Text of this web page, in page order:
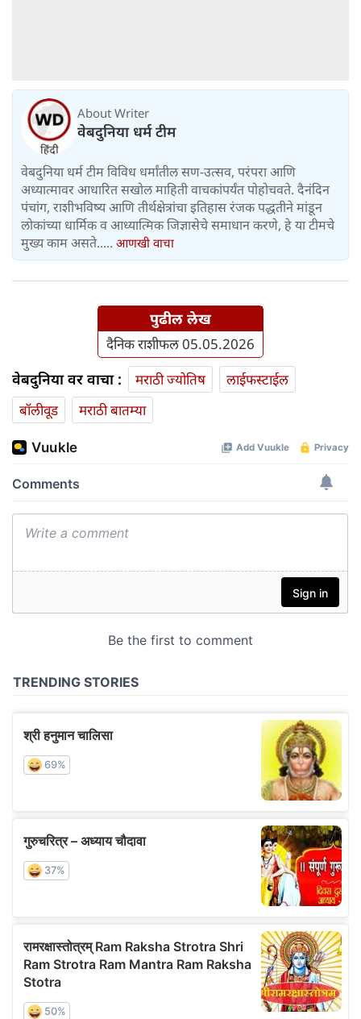
About Writer
वेबदुनिया धर्म टीम
वेबदुनिया धर्म टीम विविध धर्मांतील सण-उत्सव, परंपरा आणि
अध्यात्मावर आधारित सखोल माहिती वाचकांपर्यंत पोहोचवते. दैनंदिन
पंचांग, राशीभविष्य आणि तीर्थक्षेत्रांचा इतिहास रंजक पद्धतीने मांडून
लोकांच्या धार्मिक व आध्यात्मिक जिज्ञासेचे समाधान करणे, हे या टीमचे
मुख्य काम असते..... आणखी वाचा
पुढील लेख
दैनिक राशीफल 05.05.2026
वेबदुनिया वर वाचा : मराठी ज्योतिष
लाईफस्टाईल
बॉलीवूड
मराठी बातम्या